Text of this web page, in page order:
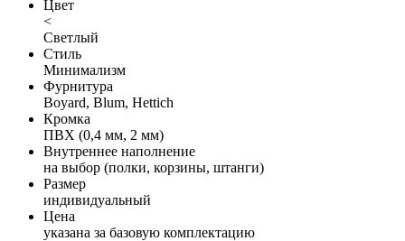
Цвет
<
Светлый
Стиль
Минимализм
Фурнитура
Boyard, Blum, Hettich
Кромка
ПВХ (0,4 мм, 2 мм)
Внутреннее наполнение
на выбор (полки, корзины, штанги)
Размер
индивидуальный
Цена
указана за базовую комплектацию